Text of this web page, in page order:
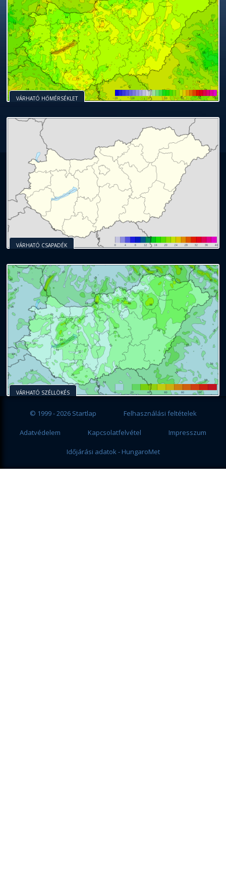
VÁRHATÓ HŐMÉRSÉKLET
VÁRHATÓ CSAPADÉK
VÁRHATÓ SZÉLLÖKÉS
© 1999 - 2026 Startlap Felhasználási feltételek
Adatvédelem Kapcsolatfelvétel Impresszum
Időjárási adatok - HungaroMet